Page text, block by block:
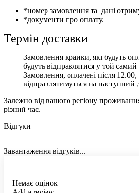
*номер замовлення та дані
*документи про оплату.
Термін доставки
Замовлення крайки, які будуть
будуть відправлятися у той самий
Замовлення, оплачені після 12.00,
відправлятимуться на наступний
Залежно від вашого регіону
різний час.
Відгуки
Завантаження відгуків...
Немає оцінок